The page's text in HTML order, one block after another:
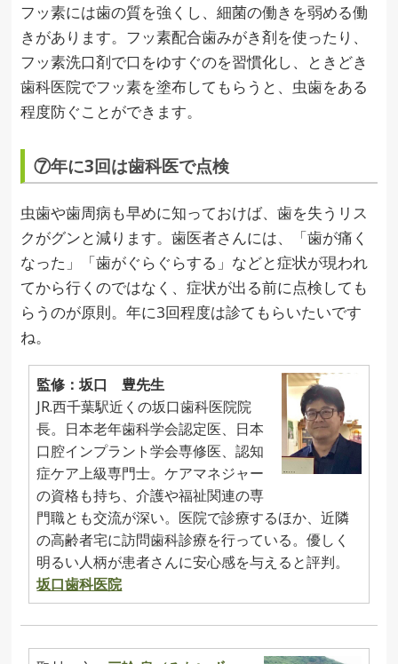
フッ素には歯の質を強くし、細菌の働きを弱める働
きがあります。フッ素配合歯みがき剤を使ったり、
フッ素洗口剤で口をゆすぐのを習慣化し、ときどき
歯科医院でフッ素を塗布してもらうと、虫歯をある
程度防ぐことができます。
⑦年に3回は歯科医で点検
虫歯や歯周病も早めに知っておけば、歯を失うリス
クがグンと減ります。歯医者さんには、「歯が痛く
なった」「歯がぐらぐらする」などと症状が現われ
てから行くのではなく、症状が出る前に点検しても
らうのが原則。年に3回程度は診てもらいたいです
ね。
監修：坂口 豊先生
JR.西千葉駅近くの坂口歯科医院院
長。日本老年歯科学会認定医、日本
口腔インプラント学会専修医、認知
症ケア上級専門士。ケアマネジャー
の資格も持ち、介護や福祉関連の専
門職とも交流が深い。医院で診療するほか、近隣
の高齢者宅に訪問歯科診療を行っている。優しく
明るい人柄が患者さんに安心感を与えると評判。
坂口歯科医院